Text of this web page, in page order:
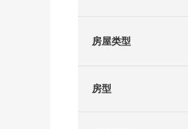
房屋类型
房型